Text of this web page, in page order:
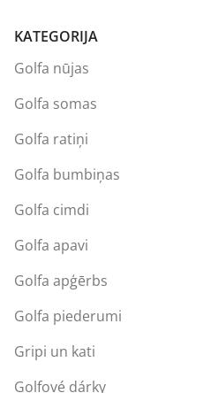
KATEGORIJA
Golfa nūjas
Golfa somas
Golfa ratiņi
Golfa bumbiņas
Golfa cimdi
Golfa apavi
Golfa apģērbs
Golfa piederumi
Gripi un kati
Golfové dárky